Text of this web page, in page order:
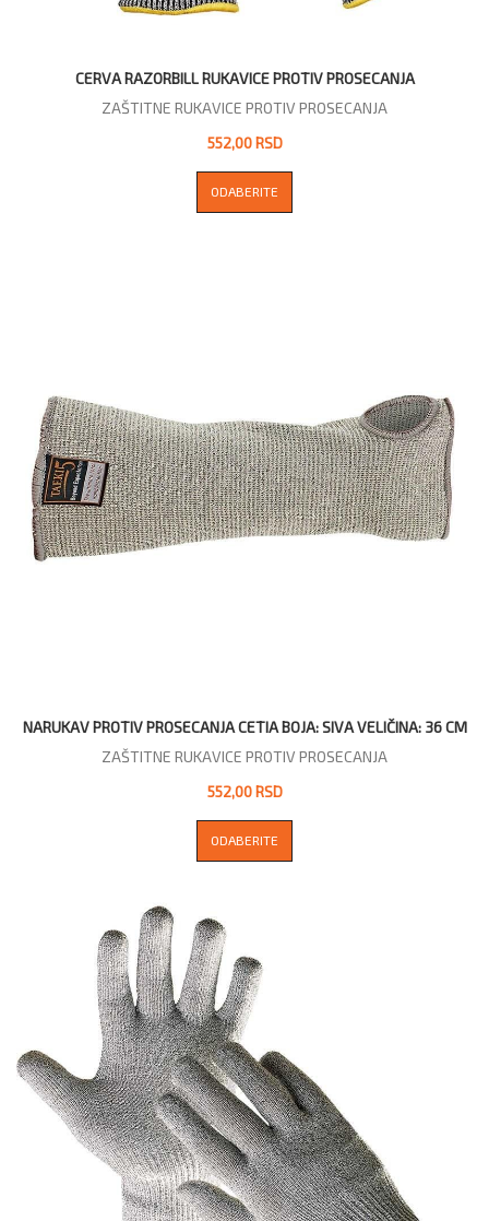
CERVA RAZORBILL RUKAVICE PROTIV PROSECANJA
ZAŠTITNE RUKAVICE PROTIV PROSECANJA
552,00 RSD
ODABERITE
NARUKAV PROTIV PROSECANJA CETIA BOJA: SIVA VELIČINA: 36 CM
ZAŠTITNE RUKAVICE PROTIV PROSECANJA
552,00 RSD
ODABERITE